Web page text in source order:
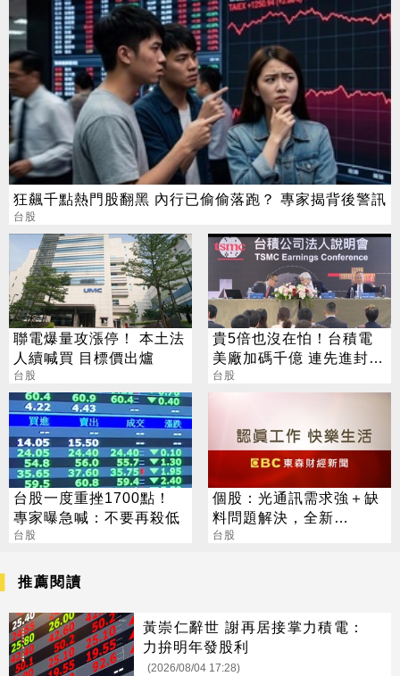
狂飆千點熱門股翻黑 內行已偷偷落跑？ 專家揭背後警訊
台股
聯電爆量攻漲停！ 本土法
人續喊買 目標價出爐
台股
貴5倍也沒在怕！台積電
美廠加碼千億 連先進封裝
也包辦
台股
台股一度重挫1700點！
專家曝急喊：不要再殺低
台股
個股：光通訊需求強＋缺
料問題解決，全新
(2455)7月營收創高、重
台股
推薦閱讀
黃崇仁辭世 謝再居接掌力積電：
力拚明年發股利
(2026/08/04 17:28)